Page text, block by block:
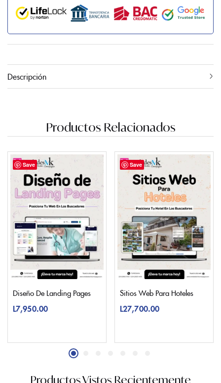
Descripción
Productos Relacionados
Save
Diseño De Landing Pages
L7,950.00
Save
Sitios Web Para Hoteles
L27,700.00
Productos Vistos Recientemente